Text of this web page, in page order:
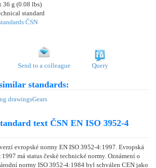
36 g (0.08 lbs)
standard
ČSN
Send to a colleague Query
standards:
drawingsGears
text ČSN EN ISO 3952-4
evropské normy EN ISO 3952-4:1997. Evropská
má status české technické normy. Oznámení o
normy ISO 3952-4:1984 byl schválen CEN jako